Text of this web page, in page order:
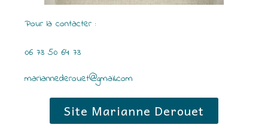
Pour la contacter :
06 73 50 64 73
mariannederouet@gmail.com
Site Marianne Derouet